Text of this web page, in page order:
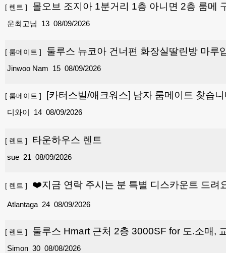
[ 렌트 ] 몰오브 조지아 1분거리 1층 아니면 2층 룸메
13
운최고님 08/09/2026
[ 룸메이트 ] 둘루스 뉴코아 건너편 화장실딸린방 마루
15
Jinwoo Nam 08/09/2026
[ 룸메이트 ] [카터스빌/애크워스] 남자 룸메이트 찾습
14
디와이 08/09/2026
[ 렌트 ] 타운하우스 렌트
21
sue 08/09/2026
[ 렌트 ] ❤️지금 연락 주시는 분 특별 디스카운트 드려
24
Atlantaga 08/09/2026
[ 렌트 ] 둘루스 Hmart 근처 2층 3000SF for 도.소매,
30
Simon 08/08/2026